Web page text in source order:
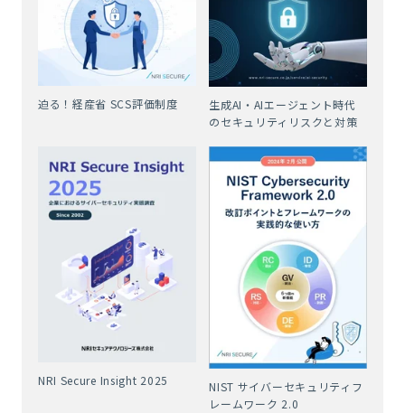
迫る！経産省 SCS評価制度
生成AI・AIエージェント時代
のセキュリティリスクと対策
NRI Secure Insight 2025
NIST サイバーセキュリティフ
レームワーク 2.0